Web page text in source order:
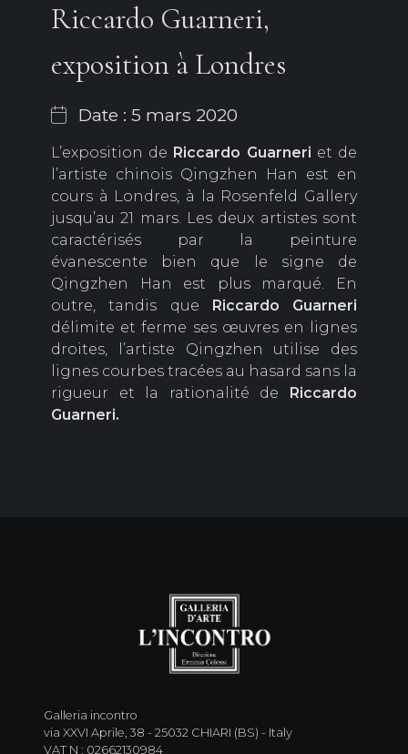
Riccardo Guarneri,
exposition à Londres
Date : 5 mars 2020
L’exposition de Riccardo Guarneri et de
l’artiste chinois Qingzhen Han est en
cours à Londres, à la Rosenfeld Gallery
jusqu’au 21 mars. Les deux artistes sont
caractérisés par la peinture
évanescente bien que le signe de
Qingzhen Han est plus marqué. En
outre, tandis que
Riccardo Guarneri
délimite et ferme ses œuvres en lignes
droites, l’artiste Qingzhen utilise des
lignes courbes tracées au hasard sans la
rigueur et la rationalité de
Riccardo
Guarneri.
Galleria incontro
via XXVI Aprile, 38 - 25032 CHIARI (BS) - Italy
VAT N : 02662130984